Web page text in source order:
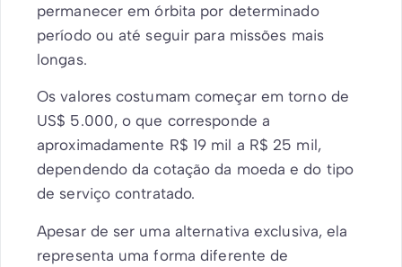
permanecer em órbita por determinado
período ou até seguir para missões mais
longas.
Os valores costumam começar em torno de
US$ 5.000, o que corresponde a
aproximadamente R$ 19 mil a R$ 25 mil,
dependendo da cotação da moeda e do tipo
de serviço contratado.
Apesar de ser uma alternativa exclusiva, ela
representa uma forma diferente de